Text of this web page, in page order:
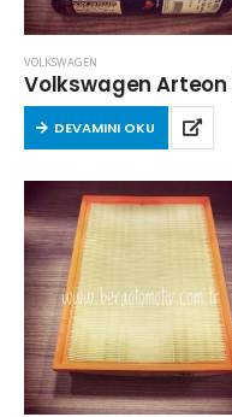
VOLKSWAGEN
DEVAMINI OKU